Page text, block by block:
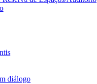
diálogo